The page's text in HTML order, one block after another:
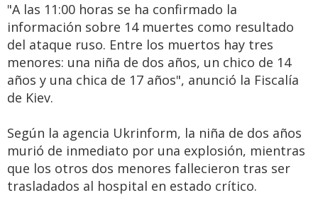
"A las 11:00 horas se ha confirmado la
información sobre 14 muertes como resultado
del ataque ruso. Entre los muertos hay tres
menores: una niña de dos años, un chico de 14
años y una chica de 17 años", anunció la Fiscalía
de Kiev.
Según la agencia Ukrinform, la niña de dos años
murió de inmediato por una explosión, mientras
que los otros dos menores fallecieron tras ser
trasladados al hospital en estado crítico.